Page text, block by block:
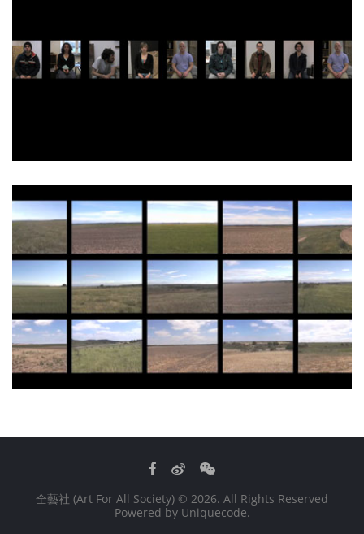
Facebook
WeiboWeChat
全藝社 (Art For All Society) © 2026. All Rights Reserved
Powered by Uniquecode.